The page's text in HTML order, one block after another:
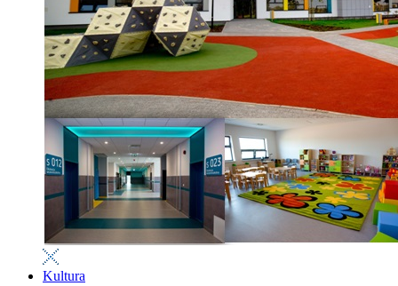
Kultura